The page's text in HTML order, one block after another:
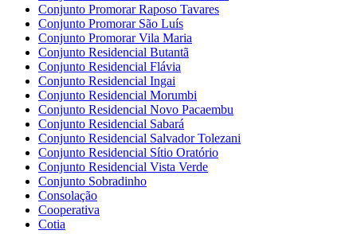
Conjunto Promorar Raposo Tavares
Conjunto Promorar São Luís
Conjunto Promorar Vila Maria
Conjunto Residencial Butantã
Conjunto Residencial Flávia
Conjunto Residencial Ingai
Conjunto Residencial Morumbi
Conjunto Residencial Novo Pacaembu
Conjunto Residencial Sabará
Conjunto Residencial Salvador Tolezani
Conjunto Residencial Sítio Oratório
Conjunto Residencial Vista Verde
Conjunto Sobradinho
Consolação
Cooperativa
Cotia